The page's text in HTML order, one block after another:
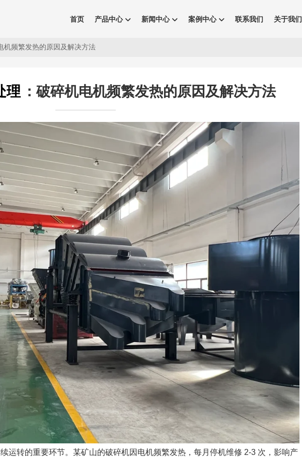
首页 产品中心 新闻中心 案例中心 联系我们 关于我们
频繁发热的原因及解决方法
理 ：破碎机电机频繁发热的原因及解决方法
运转的重要环节。某矿山的破碎机因电机频繁发热，每月停机维修 2-3 次，影响产